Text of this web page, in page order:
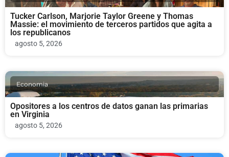
Tucker Carlson, Marjorie Taylor Greene y Thomas
Massie: el movimiento de terceros partidos que agita a
los republicanos
agosto 5, 2026
Economia
Opositores a los centros de datos ganan las primarias
en Virginia
agosto 5, 2026